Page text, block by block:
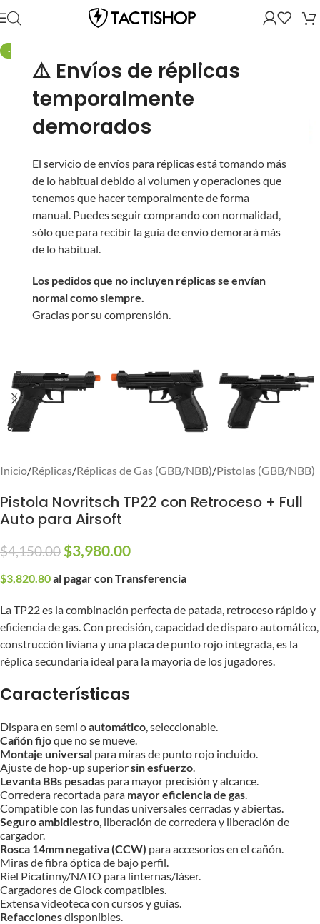
⚠️ Envíos de réplicas
temporalmente
demorados
El servicio de envíos para réplicas está tomando más
de lo habitual debido al volumen y operaciones que
tenemos que hacer temporalmente de forma
manual. Puedes seguir comprando con normalidad,
sólo que para recibir la guía de envío demorará más
de lo habitual.
Los pedidos que no incluyen réplicas se envían
normal como siempre.
Gracias por su comprensión.
-4%
Inicio/Réplicas/Réplicas de Gas (GBB/NBB)/Pistolas (GBB/NBB)
Pistola Novritsch TP22 con Retroceso + Full
Auto para Airsoft
$4,150.00 $3,980.00
$3,820.80al pagar con Transferencia
La TP22 es la combinación perfecta de patada, retroceso rápido y
eficiencia de gas. Con precisión, capacidad de disparo automático,
construcción liviana y una placa de punto rojo integrada, es la
réplica secundaria ideal para la mayoría de los jugadores.
Características
Dispara en semi oautomático, seleccionable.
Cañón fijoque no se mueve.
Montaje universal para miras de punto rojo incluido.
Ajuste de hop-up superiorsin esfuerzo.
Levanta BBs pesadas ​​para mayor precisión y alcance.
Corredera recortada para mayor eficiencia de gas.
Compatible con las fundas universales cerradas y abiertas.
Seguro ambidiestro, liberación de corredera y liberación de
cargador.
Rosca 14mm negativa (CCW) para accesorios en el cañón.
Miras de fibra óptica de bajo perfil.
Riel Picatinny/NATO para linternas/láser.
Cargadores de Glock compatibles.
Extensa videoteca con cursos y guías.
Refaccionesdisponibles.